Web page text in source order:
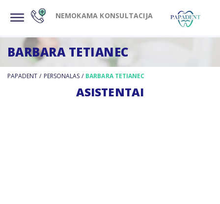
NEMOKAMA KONSULTACIJA
BARBARA TETIANEC
PAPADENT / PERSONALAS / BARBARA TETIANEC
ASISTENTAI